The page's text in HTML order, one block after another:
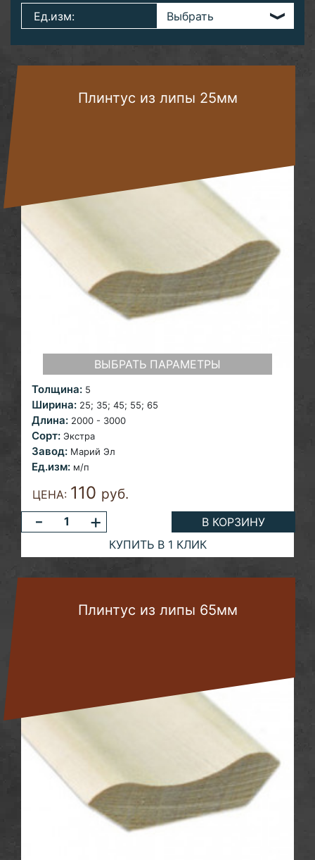
Ед.изм:
Плинтус из липы 25мм
ВЫБРАТЬ ПАРАМЕТРЫ
Толщина: 5
Ширина: 25; 35; 45; 55; 65
Длина: 2000 - 3000
Сорт: Экстра
Завод: Марий Эл
Ед.изм: м/п
ЦЕНА: 110 руб.
- +
В КОРЗИНУ
КУПИТЬ В 1 КЛИК
Плинтус из липы 65мм